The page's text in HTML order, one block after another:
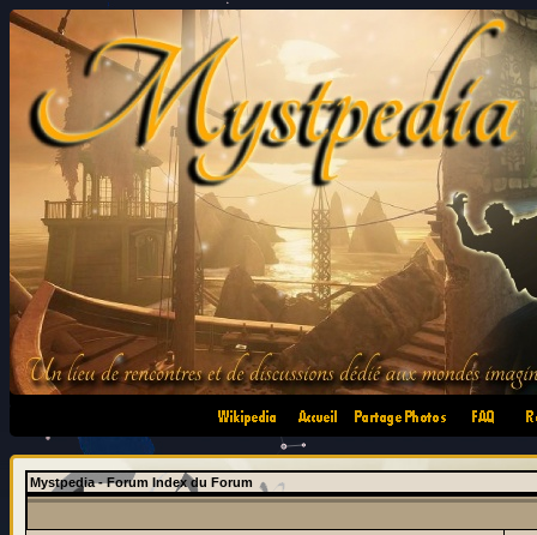
•
Mystpedia - Forum Index du Forum